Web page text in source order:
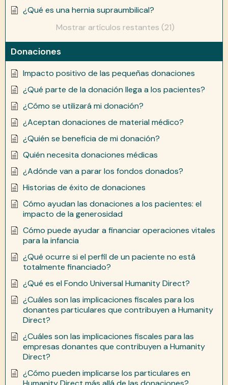
¿Qué es una hernia supraumbilical?
Mostrar artículos restantes (21)
Donaciones
Impacto positivo de las pequeñas donaciones
¿Qué parte de la donación llega a los pacientes?
¿Cómo se utilizará mi donación?
¿Aceptan donaciones de material médico?
¿Quién se beneficia de mi donación?
Quién necesita donaciones médicas
¿Adónde van a parar los fondos donados?
Historias de éxito de donaciones
Cómo ayudan las donaciones a los pacientes: el
impacto de la generosidad
Cómo puede ayudar a financiar operaciones vitales
para la infancia
¿Qué ocurre si el perfil de un paciente no está
totalmente financiado?
¿Qué es el Fondo Universal Humanity Direct?
¿Cuáles son las implicaciones fiscales para los
donantes particulares que contribuyen a Humanity
Direct?
¿Cuáles son las implicaciones fiscales para las
empresas donantes que contribuyen a Humanity
Direct?
¿Cómo pueden implicarse los particulares en